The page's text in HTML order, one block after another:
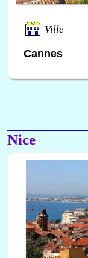
Ville
Cannes
Nice